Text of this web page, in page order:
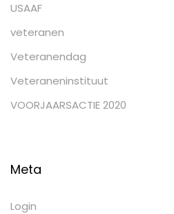
USAAF
veteranen
Veteranendag
Veteraneninstituut
VOORJAARSACTIE 2020
Meta
Login